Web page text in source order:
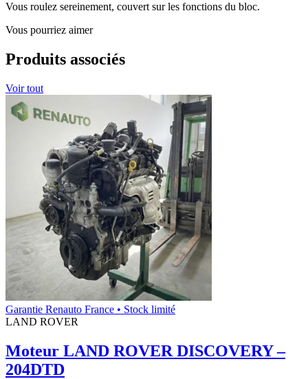
Vous roulez sereinement, couvert sur les fonctions du bloc.
Vous pourriez aimer
Produits associés
Voir tout
Garantie Renauto France • Stock limité
LAND ROVER
Moteur LAND ROVER DISCOVERY –
204DTD